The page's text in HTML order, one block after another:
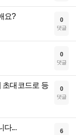
요? 0
댓글
0
댓글
초대코드로 등
0
댓글
다... 6